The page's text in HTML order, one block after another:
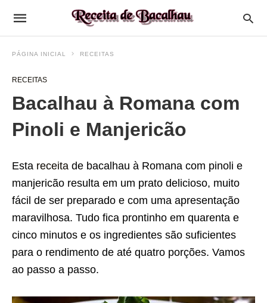
PÁGINA INICIAL RECEITAS
RECEITAS
Bacalhau à Romana com
Pinoli e Manjericão
Esta receita de bacalhau à Romana com pinoli e
manjericão resulta em um prato delicioso, muito
fácil de ser preparado e com uma apresentação
maravilhosa. Tudo fica prontinho em quarenta e
cinco minutos e os ingredientes são suficientes
para o rendimento de até quatro porções. Vamos
ao passo a passo.